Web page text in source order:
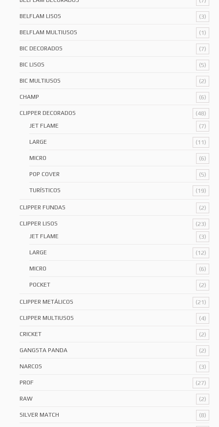
BELFLAM LISOS (3)
BELFLAM MULTIUSOS (1)
BIC DECORADOS (7)
BIC LISOS (5)
BIC MULTIUSOS (2)
CHAMP (6)
CLIPPER DECORADOS
(48)
JET FLAME
(7)
LARGE (11)
MICRO (6)
POP COVER (5)
TURÍSTICOS (19)
CLIPPER FUNDAS (2)
CLIPPER LISOS
(23)
JET FLAME
(3)
LARGE (12)
MICRO (6)
POCKET (2)
CLIPPER METÁLICOS (21)
CLIPPER MULTIUSOS (4)
CRICKET (2)
GANGSTA PANDA (2)
NARCOS (3)
PROF (27)
RAW (2)
SILVER MATCH (8)